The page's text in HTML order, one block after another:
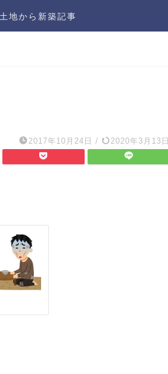
土地から新築記事
2017年10月24日 / 2020年3月13日